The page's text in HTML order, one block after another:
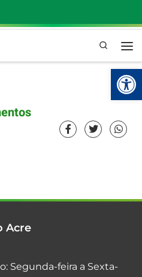
Pesquisa
Acre
Segunda-feira a Sexta-